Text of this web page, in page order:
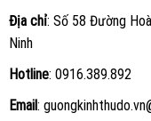
Địa chỉ: Số 58 Đường
Ninh
Hotline: 0916.389.892
Email: